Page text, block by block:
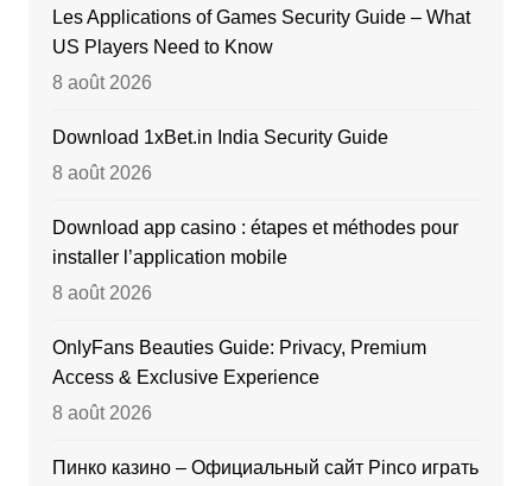
Les Applications of Games Security Guide – What
US Players Need to Know
8 août 2026
Download 1xBet.in India Security Guide
8 août 2026
Download app casino : étapes et méthodes pour
installer l’application mobile
8 août 2026
OnlyFans Beauties Guide: Privacy, Premium
Access & Exclusive Experience
8 août 2026
Пинко казино – Официальный сайт Pinco играть